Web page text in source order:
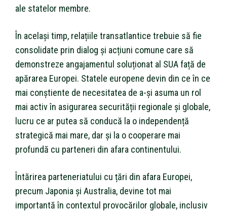
ale statelor membre.
În același timp, relațiile transatlantice trebuie să fie
consolidate prin dialog și acțiuni comune care să
demonstreze angajamentul soluționat al SUA față de
apărarea Europei. Statele europene devin din ce în ce
mai conștiente de necesitatea de a-și asuma un rol
mai activ în asigurarea securității regionale și globale,
lucru ce ar putea să conducă la o independență
strategică mai mare, dar și la o cooperare mai
profundă cu parteneri din afara continentului.
Întărirea parteneriatului cu țări din afara Europei,
precum Japonia și Australia, devine tot mai
importantă în contextul provocărilor globale, inclusiv